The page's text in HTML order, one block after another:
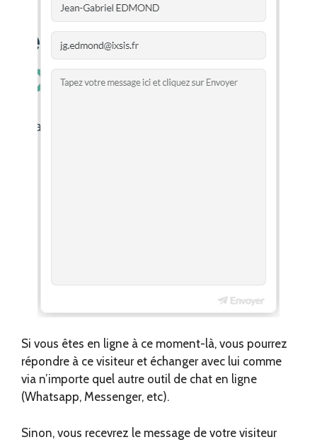
Si vous êtes en ligne à ce moment-là, vous pourrez
répondre à ce visiteur et échanger avec lui comme
via n’importe quel autre outil de chat en ligne
(Whatsapp, Messenger, etc).
Sinon, vous recevrez le message de votre visiteur